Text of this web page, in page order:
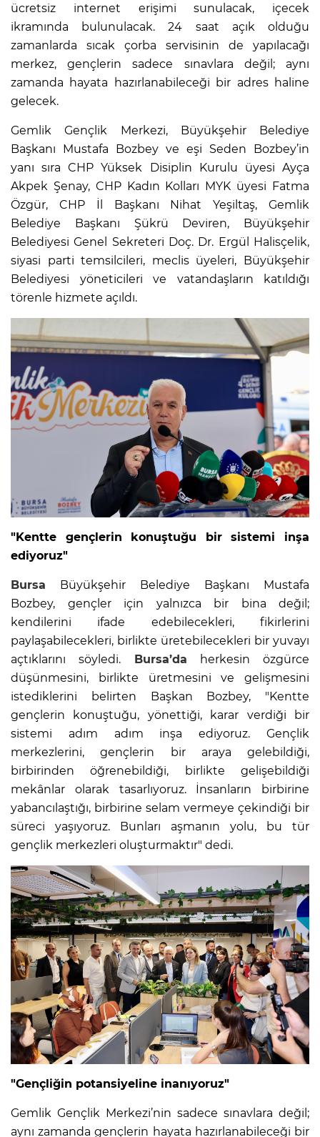
ücretsiz internet erişimi sunulacak, içecek
ikramında bulunulacak. 24 saat açık olduğu
zamanlarda sıcak çorba servisinin de yapılacağı
merkez, gençlerin sadece sınavlara değil; aynı
zamanda hayata hazırlanabileceği bir adres haline
gelecek.
Gemlik Gençlik Merkezi, Büyükşehir Belediye
Başkanı Mustafa Bozbey ve eşi Seden Bozbey’in
yanı sıra CHP Yüksek Disiplin Kurulu üyesi Ayça
Akpek Şenay, CHP Kadın Kolları MYK üyesi Fatma
Özgür, CHP İl Başkanı Nihat Yeşiltaş, Gemlik
Belediye Başkanı Şükrü Deviren, Büyükşehir
Belediyesi Genel Sekreteri Doç. Dr. Ergül Halisçelik,
siyasi parti temsilcileri, meclis üyeleri, Büyükşehir
Belediyesi yöneticileri ve vatandaşların katıldığı
törenle hizmete açıldı.
"Kentte gençlerin konuştuğu bir sistemi inşa
ediyoruz"
Bursa Büyükşehir Belediye Başkanı Mustafa
Bozbey, gençler için yalnızca bir bina değil;
kendilerini ifade edebilecekleri, fikirlerini
paylaşabilecekleri, birlikte üretebilecekleri bir yuvayı
açtıklarını söyledi. Bursa’da herkesin özgürce
düşünmesini, birlikte üretmesini ve gelişmesini
istediklerini belirten Başkan Bozbey, "Kentte
gençlerin konuştuğu, yönettiği, karar verdiği bir
sistemi adım adım inşa ediyoruz. Gençlik
merkezlerini, gençlerin bir araya gelebildiği,
birbirinden öğrenebildiği, birlikte gelişebildiği
mekânlar olarak tasarlıyoruz. İnsanların birbirine
yabancılaştığı, birbirine selam vermeye çekindiği bir
süreci yaşıyoruz. Bunları aşmanın yolu, bu tür
gençlik merkezleri oluşturmaktır" dedi.
"Gençliğin potansiyeline inanıyoruz"
Gemlik Gençlik Merkezi’nin sadece sınavlara değil;
aynı zamanda gençlerin hayata hazırlanabileceği bir